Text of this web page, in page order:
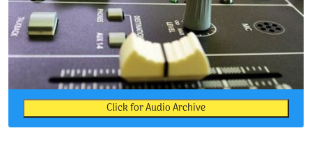
Click for Audio Archive